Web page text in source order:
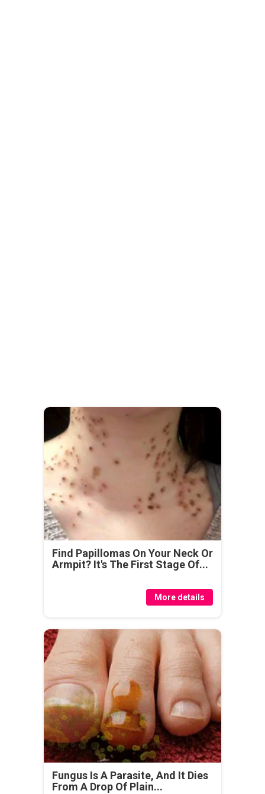
Find Papillomas On Your Neck Or
Armpit? It's The First Stage Of...
More details
Fungus Is A Parasite, And It Dies
From A Drop Of Plain...